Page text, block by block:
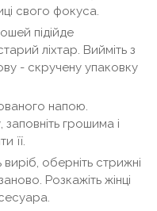
свого фокуса.
підійде
ліхтар. Вийміть з
- скручену упаковку
напою.
грошима і
її.
оберніть стрижні
Розкажіть жінці